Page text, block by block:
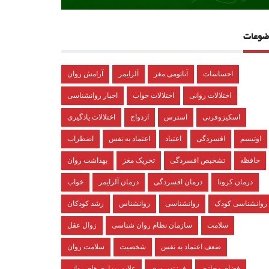
آرامش روان آلزایمر آناتومی مغز احساسات
اخبار روانشناسی اختلالات خواب اختلالات روانی
اختلالات یادگیری ازدواج استرس اسکیزوفرنی
اضطراب اعتماد به نفس اعتیاد افسردگی اوتیسم
بهداشت روان تحریک مغز تشخیص افسردگی حافظه
خواب درمان آلزایمر درمان افسردگی درمان کرونا
رشد کودکان روانشناس روانشناسی روانشناسی کودک
زوال عقل سازمان نظام روان شناسی سلامت
سلامت روان شخصیت ضعف اعتماد به نفس